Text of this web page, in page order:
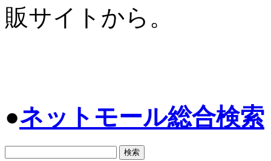
販サイトから。
●ネットモール総合検索